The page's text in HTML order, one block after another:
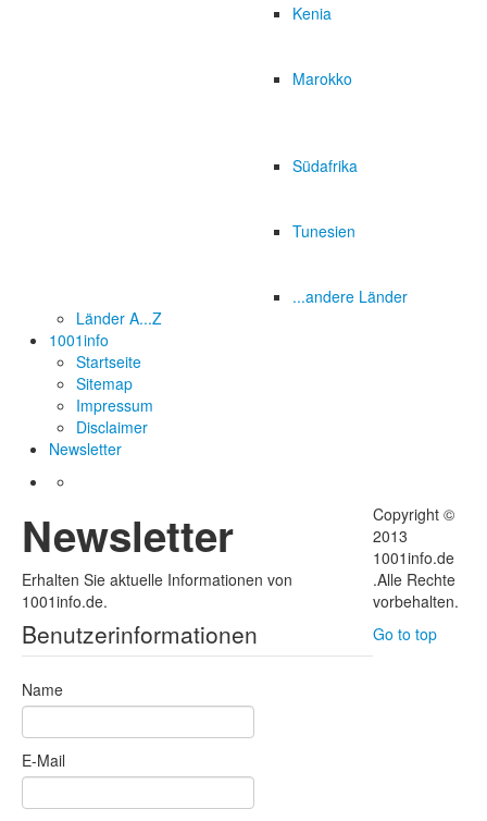
Kenia
Marokko
Südafrika
Tunesien
...andere Länder
Länder A...Z
1001info
Startseite
Sitemap
Impressum
Disclaimer
Newsletter
Newsletter
Erhalten Sie aktuelle Informationen von
1001info.de.
Benutzerinformationen
Name
E-Mail
Copyright ©
2013
1001info.de
.Alle Rechte
vorbehalten.
Go to top